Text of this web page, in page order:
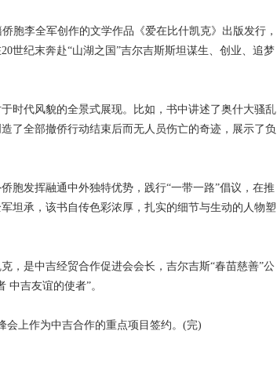
李全军创作的文学作品《爱在比什凯克》出版发行，
世纪末奔赴“山湖之国”吉尔吉斯斯坦谋生、创业、追梦
代风貌的全景式展现。比如，书中讲述了奥什大骚乱
了全部撤侨行动结束后而无人员伤亡的奇迹，展示了负
发挥融通中外独特优势，践行“一带一路”倡议，在推
坦承，该书自传色彩浓厚，扎实的细节与生动的人物塑
是中吉经贸合作促进会会长，吉尔吉斯“春苗慈善”公
中吉友谊的使者”。
上作为中吉合作的重点项目签约。(完)